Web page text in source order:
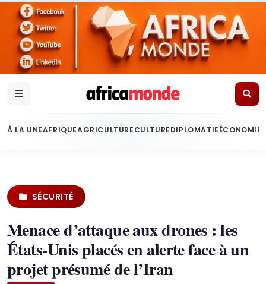
À LA UNEAFRIQUEAGRICULTURECULTUREDIPLOMATIEÉCONOMIE
SÉCURITÉ
Menace d’attaque aux drones : les
États-Unis placés en alerte face à un
projet présumé de l’Iran